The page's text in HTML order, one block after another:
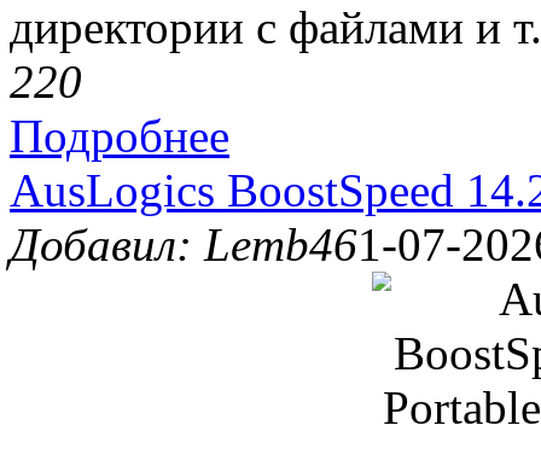
директории с файлами и
220
Подробнее
AusLogics BoostSpeed
Добавил: Lemb461-07-